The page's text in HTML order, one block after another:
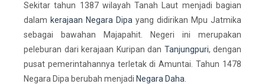
Sekitar tahun 1387 wilayah Tanah Laut menjadi bagian
dalam kerajaan Negara Dipa yang didirikan Mpu Jatmika
sebagai bawahan Majapahit. Negeri ini merupakan
peleburan dari kerajaan Kuripan dan Tanjungpuri, dengan
pusat pemerintahannya terletak di Amuntai. Tahun 1478
Negara Dipa berubah menjadi Negara Daha